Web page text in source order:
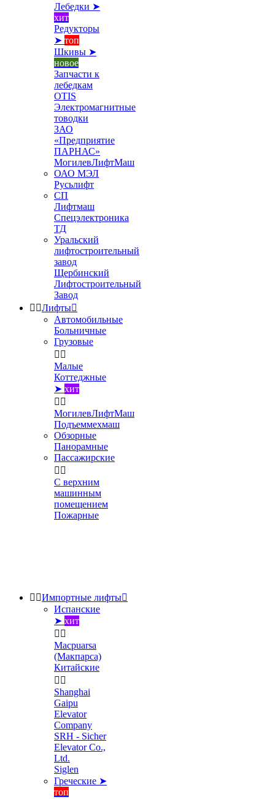
Лебедки ➤
хит
Редукторы
➤ топ
Шкивы ➤
новое
Запчасти к
лебедкам
OTIS
Электромагнитные
товодки
ЗАО
«Предприятие
ПАРНАС»
МогилевЛифтМаш
ОАО МЭЛ
Русьлифт
СП
Лифтмаш
Спецэлектроника
ТД
Уральский
лифтостроительный
завод
Щербинский
Лифтостроительный
Завод
 Лифты
Автомобильные
Больничные
Грузовые
 
Малые
Коттеджные
➤ хит
 
МогилевЛифтМаш
Подъеммехмаш
Обзорные
Панорамные
Пассажирские
 
С верхним
машинным
помещением
Пожарные
 Импортные лифты
Испанские
➤ хит
 
Macpuarsa
(Макпарса)
Китайские
 
Shanghai
Gaipu
Elevator
Company
SRH - Sicher
Elevator Co.,
Ltd.
Siglen
Греческие ➤
топ